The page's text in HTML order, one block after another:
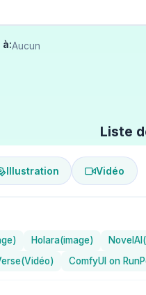
à:Aucun
Liste
Illustration Vidéo
Holara(image)
ComfyUI on